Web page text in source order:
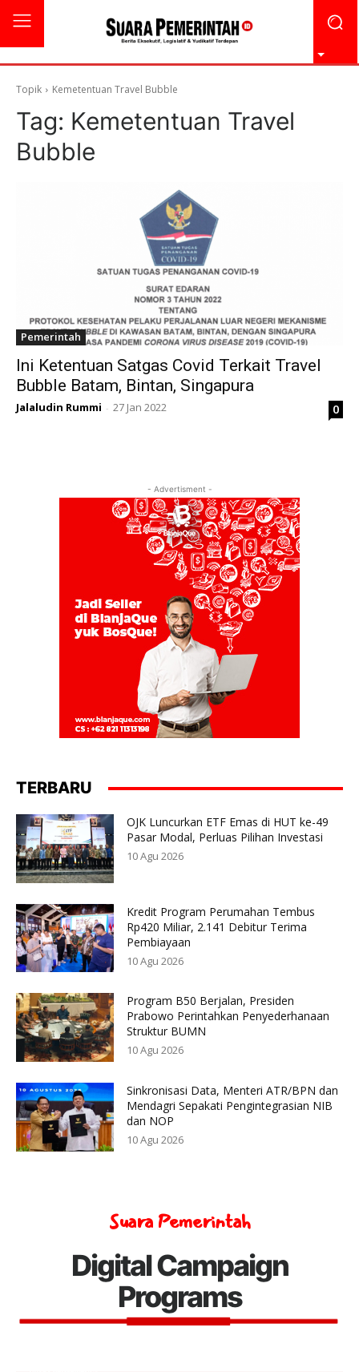
Topik Kemetentuan Travel Bubble
Tag: Kemetentuan Travel
Bubble
Pemerintah
Ini Ketentuan Satgas Covid Terkait Travel
Bubble Batam, Bintan, Singapura
Jalaludin Rummi - 27 Jan 2022 0
- Advertisment -
TERBARU
OJK Luncurkan ETF Emas di HUT ke-49
Pasar Modal, Perluas Pilihan Investasi
10 Agu 2026
Kredit Program Perumahan Tembus
Rp420 Miliar, 2.141 Debitur Terima
Pembiayaan
10 Agu 2026
Program B50 Berjalan, Presiden
Prabowo Perintahkan Penyederhanaan
Struktur BUMN
10 Agu 2026
Sinkronisasi Data, Menteri ATR/BPN dan
Mendagri Sepakati Pengintegrasian NIB
dan NOP
10 Agu 2026
Suara Pemerintah
Digital Campaign
Programs